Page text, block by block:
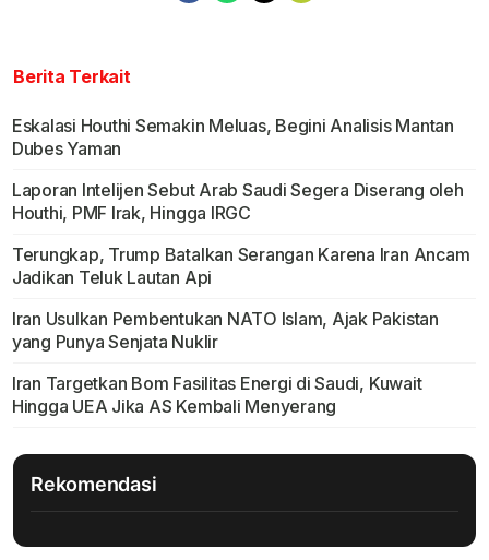
Berita Terkait
Eskalasi Houthi Semakin Meluas, Begini Analisis Mantan
Dubes Yaman
Laporan Intelijen Sebut Arab Saudi Segera Diserang oleh
Houthi, PMF Irak, Hingga IRGC
Terungkap, Trump Batalkan Serangan Karena Iran Ancam
Jadikan Teluk Lautan Api
Iran Usulkan Pembentukan NATO Islam, Ajak Pakistan
yang Punya Senjata Nuklir
Iran Targetkan Bom Fasilitas Energi di Saudi, Kuwait
Hingga UEA Jika AS Kembali Menyerang
Rekomendasi